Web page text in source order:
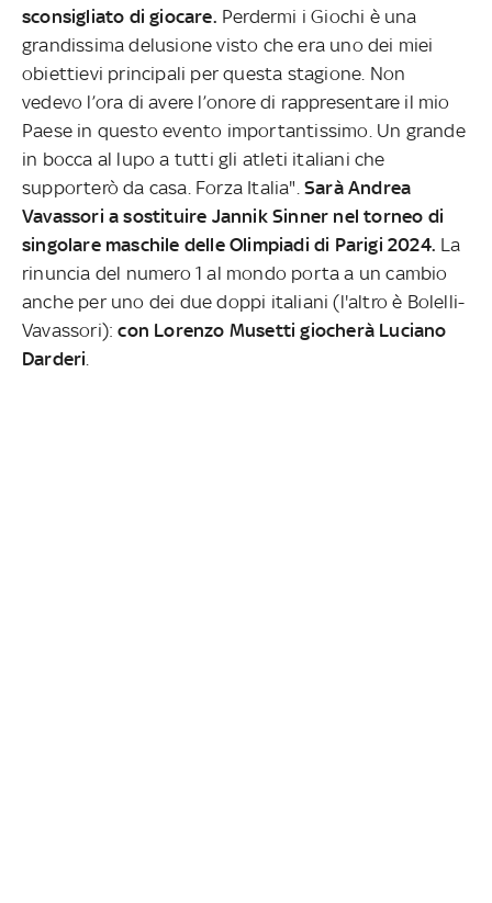
sconsigliato di giocare. Perdermi i Giochi è una
grandissima delusione visto che era uno dei miei
obiettievi principali per questa stagione. Non
vedevo l’ora di avere l’onore di rappresentare il mio
Paese in questo evento importantissimo. Un grande
in bocca al lupo a tutti gli atleti italiani che
supporterò da casa. Forza Italia". Sarà Andrea
Vavassori a sostituire Jannik Sinner nel torneo di
singolare maschile delle Olimpiadi di Parigi 2024. La
rinuncia del numero 1 al mondo porta a un cambio
anche per uno dei due doppi italiani (l'altro è Bolelli-
Vavassori):con Lorenzo Musetti giocherà Luciano
Darderi